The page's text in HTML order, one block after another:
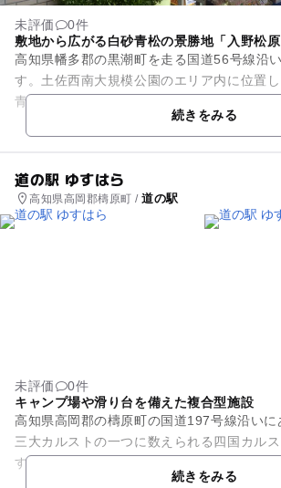
未評価
0件
敷地から広がる白砂青松の景勝地「入野松
高知県幡多郡の黒潮町を走る国道56号線沿
す。土佐西南大規模公園のエリア内に位置
青松として知られる景勝地「入野松原」を
ます。施設内の「ひなたや直...続きをみる
道の駅 ゆすはら
高知県高岡郡檮原町 /道の駅
未評価
0件
キャンプ場や滑り台を備えた複合型施設
高知県高岡郡の檮原町の国道197号線沿いに
三大カルストの一つに数えられる四国カル
す。敷地内には、ホテル・レストラン・露
泉・木造の室内型温水プー...続きをみる